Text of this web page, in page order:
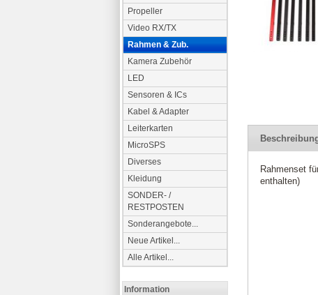
Propeller
Video RX/TX
Rahmen & Zub.
Kamera Zubehör
LED
Sensoren & ICs
Kabel & Adapter
Leiterkarten
MicroSPS
Diverses
Kleidung
SONDER- /
RESTPOSTEN
Sonderangebote...
Neue Artikel...
Alle Artikel...
Information
Rahmenset
enthalten)